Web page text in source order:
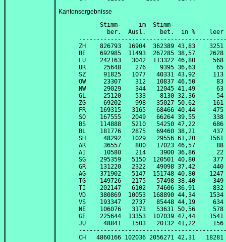
Kantonsergebnisse
Stimm-     im  Stimm-
ber.  Ausl.    bet.  in %
ZH    826793  16904  362389 43,83
BE    692985  11493  267285 38,57
LU    242163   3042  113322 46,80
UR     25648    276    9395 36,63
SZ     91825   1077   40331 43,92
OW     23307    312   10837 46,50
NW     29029    344   12045 41,49
GL     25120    533    8130 32,36
ZG     69202    998   35027 50,62
FR    169315   3165   68466 40,44
SO    167555   2049   66264 39,55
BS    114888   5210   54250 47,22
BL    181776   2875   69460 38,21
SH     48292   1029   29556 61,20
AR     36557    800   17023 46,57
AI     10580    214    3900 36,86
SG    295359   5150  120501 40,80
GR    131220   2322   49098 37,42
AG    371902   5147  151748 40,80
TG    149726   2175   57498 38,40
TI    202147   6102   74606 36,91
VD    380869  10053  168890 44,34
VS    193347   2737   85448 44,19
NE    106076   3173   53631 50,56
GE    225644  13353  107039 47,44
JU     48841   1503   20132 41,22
CH   4860166 102036 2056271 42,31